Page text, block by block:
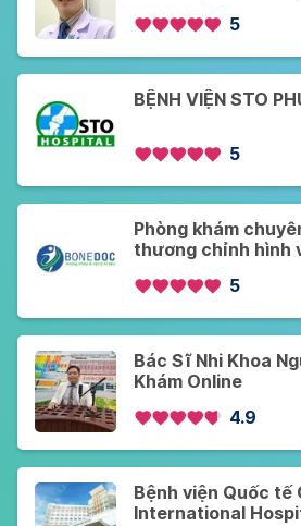
5
BỆNH VIỆN STO
5
Phòng khám
thương chỉnh hình
5
Bác Sĩ Nhi Khoa
Khám Online
4.9
Bệnh viện Quốc tế
International